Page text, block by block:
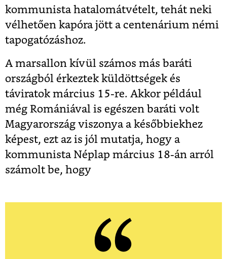
kommunista hatalomátvételt, tehát neki
vélhetően kapóra jött a centenárium némi
tapogatózáshoz.
A marsallon kívül számos más baráti
országból érkeztek küldöttségek és
táviratok március 15-re. Akkor például
még Romániával is egészen baráti volt
Magyarország viszonya a későbbiekhez
képest, ezt az is jól mutatja, hogy a
kommunista Néplap március 18-án arról
számolt be, hogy